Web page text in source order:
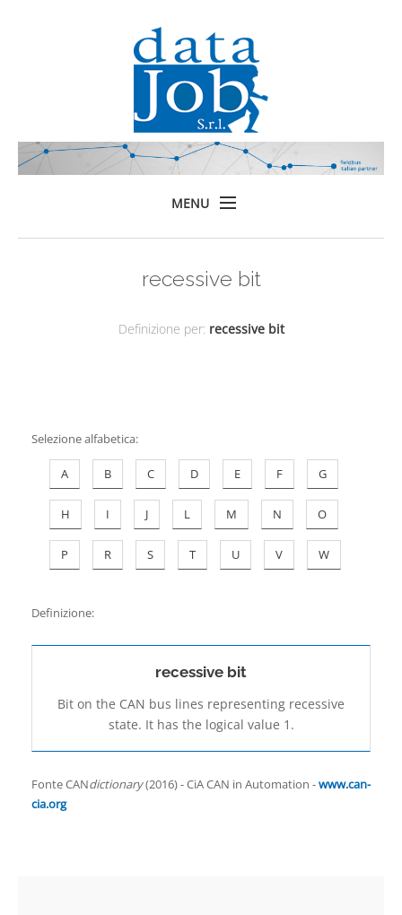
MENU
recessive bit
Definizione per: recessive bit
Selezione alfabetica:
A B C D E F G
H I J L M N O
P R S T U V W
Definizione:
recessive bit
Bit on the CAN bus lines representing recessive
state. It has the logical value 1.
Fonte CANdictionary(2016) - CiA CAN in Automation -www.can-
cia.org